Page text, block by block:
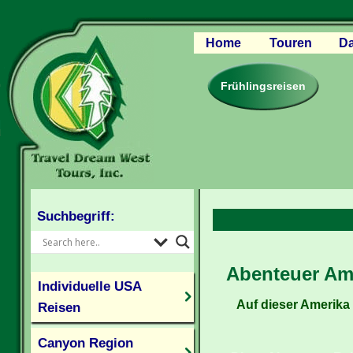
Home
Touren
Canyon Region
Rocky
Pazifischer
Frühlingsreisen
Abenteuer
Auf dieser
Suchbegriff:
Individuelle USA
Reisen
Canyon Region